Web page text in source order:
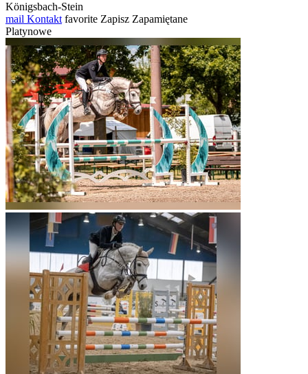
Königsbach-Stein
mail Kontakt favorite Zapisz Zapamiętane
Platynowe